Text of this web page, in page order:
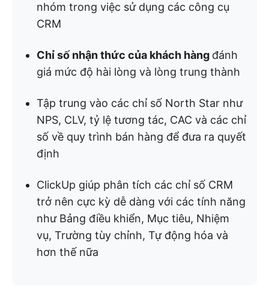
nhóm trong việc sử dụng các công cụ
CRM
Chỉ số nhận thức của khách hàng đánh
giá mức độ hài lòng và lòng trung thành
Tập trung vào các chỉ số North Star như
NPS, CLV, tỷ lệ tương tác, CAC và các chỉ
số về quy trình bán hàng để đưa ra quyết
định
ClickUp giúp phân tích các chỉ số CRM
trở nên cực kỳ dễ dàng với các tính năng
như Bảng điều khiển, Mục tiêu, Nhiệm
vụ, Trường tùy chỉnh, Tự động hóa và
hơn thế nữa